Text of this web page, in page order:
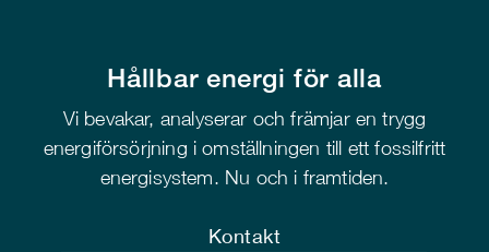
Hållbar energi för alla
Vi bevakar, analyserar och främjar en trygg
energiförsörjning i omställningen till ett fossilfritt
energisystem. Nu och i framtiden.
Kontakt